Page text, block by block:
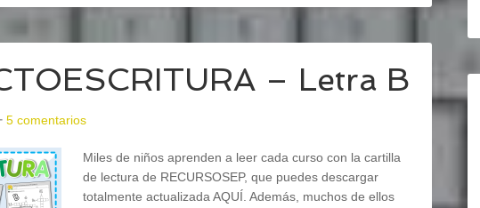
– Letra B
5 comentarios
Miles de niños aprenden a leer cada curso con la cartilla
de lectura de RECURSOSEP, que puedes descargar
totalmente actualizada AQUÍ. Además, muchos de ellos